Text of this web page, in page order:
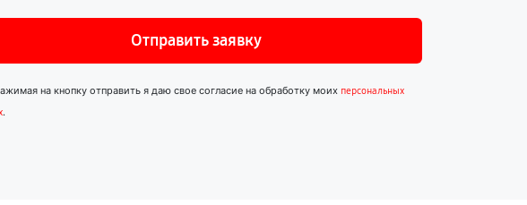
Отправить заявку
на кнопку отправить я даю свое согласие на обработку моих персональных
.